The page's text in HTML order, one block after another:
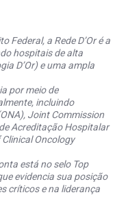
Federal, a Rede D’Or é a
hospitais de alta
D’Or) e uma ampla
por meio de
incluindo
Joint Commission
Acreditação Hospitalar
Clinical Oncology
está no selo Top
evidencia sua posição
críticos e na liderança